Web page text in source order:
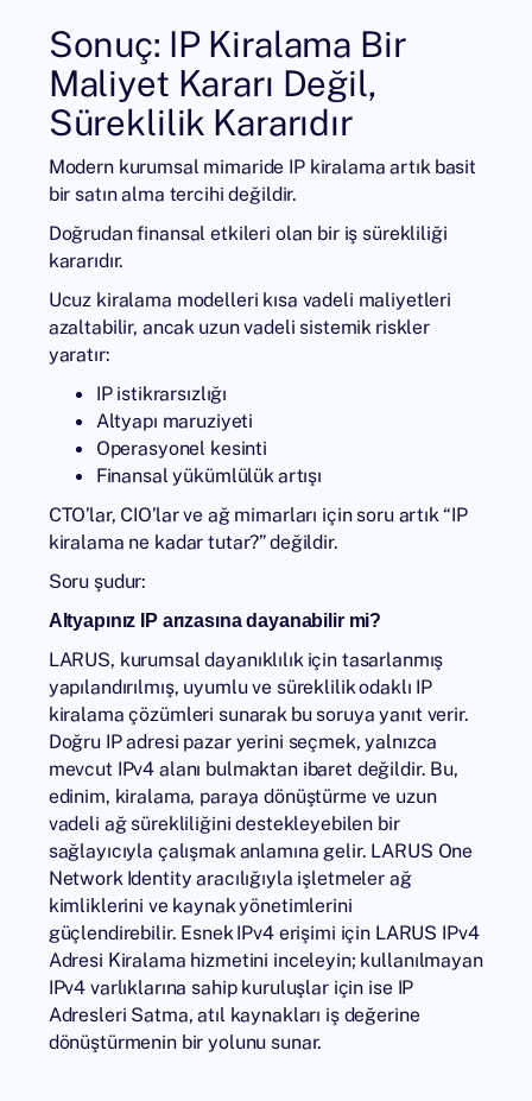
Sonuç: IP Kiralama Bir
Maliyet Kararı Değil,
Süreklilik Kararıdır
Modern kurumsal mimaride IP kiralama artık basit
bir satın alma tercihi değildir.
Doğrudan finansal etkileri olan bir iş sürekliliği
kararıdır.
Ucuz kiralama modelleri kısa vadeli maliyetleri
azaltabilir, ancak uzun vadeli sistemik riskler
yaratır:
IP istikrarsızlığı
Altyapı maruziyeti
Operasyonel kesinti
Finansal yükümlülük artışı
CTO’lar, CIO’lar ve ağ mimarları için soru artık “IP
kiralama ne kadar tutar?” değildir.
Soru şudur:
Altyapınız IP arızasına dayanabilir mi?
LARUS, kurumsal dayanıklılık için tasarlanmış
yapılandırılmış, uyumlu ve süreklilik odaklı IP
kiralama çözümleri sunarak bu soruya yanıt verir.
Doğru IP adresi pazar yerini seçmek, yalnızca
mevcut IPv4 alanı bulmaktan ibaret değildir. Bu,
edinim, kiralama, paraya dönüştürme ve uzun
vadeli ağ sürekliliğini destekleyebilen bir
sağlayıcıyla çalışmak anlamına gelir. LARUS One
Network Identity aracılığıyla işletmeler ağ
kimliklerini ve kaynak yönetimlerini
güçlendirebilir. Esnek IPv4 erişimi için LARUS IPv4
Adresi Kiralama hizmetini inceleyin; kullanılmayan
IPv4 varlıklarına sahip kuruluşlar için ise IP
Adresleri Satma, atıl kaynakları iş değerine
dönüştürmenin bir yolunu sunar.